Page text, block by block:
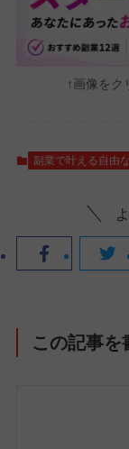
↑画像をク
副業で叶える自由
この記事を